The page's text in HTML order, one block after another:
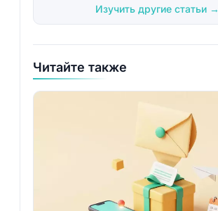
Изучить другие статьи →
Читайте также